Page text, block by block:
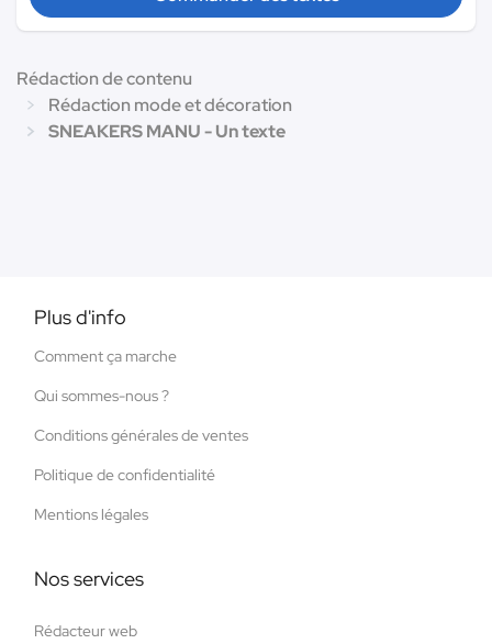
Rédaction de contenu
Rédaction mode et décoration
SNEAKERS MANU - Un texte
Plus d'info
Comment ça marche
Qui sommes-nous ?
Conditions générales de ventes
Politique de confidentialité
Mentions légales
Nos services
Rédacteur web